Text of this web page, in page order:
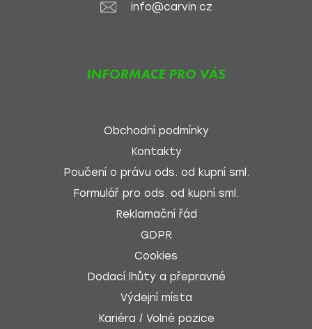
info@carvin.cz
INFORMACE PRO VÁS
Obchodní podmínky
Kontakty
Poučení o právu ods. od kupní sml.
Formulář pro ods. od kupní sml.
Reklamační řád
GDPR
Cookies
Dodací lhůty a přepravné
Výdejní místa
Kariéra / Volné pozice